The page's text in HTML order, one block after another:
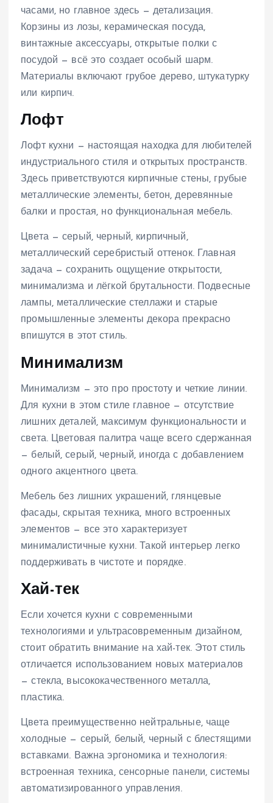
часами, но главное здесь — детализация.
Корзины из лозы, керамическая посуда,
винтажные аксессуары, открытые полки с
посудой — всё это создает особый шарм.
Материалы включают грубое дерево, штукатурку
или кирпич.
Лофт
Лофт кухни — настоящая находка для любителей
индустриального стиля и открытых пространств.
Здесь приветствуются кирпичные стены, грубые
металлические элементы, бетон, деревянные
балки и простая, но функциональная мебель.
Цвета — серый, черный, кирпичный,
металлический серебристый оттенок. Главная
задача — сохранить ощущение открытости,
минимализма и лёгкой брутальности. Подвесные
лампы, металлические стеллажи и старые
промышленные элементы декора прекрасно
впишутся в этот стиль.
Минимализм
Минимализм — это про простоту и четкие линии.
Для кухни в этом стиле главное — отсутствие
лишних деталей, максимум функциональности и
света. Цветовая палитра чаще всего сдержанная
— белый, серый, черный, иногда с добавлением
одного акцентного цвета.
Мебель без лишних украшений, глянцевые
фасады, скрытая техника, много встроенных
элементов — все это характеризует
минималистичные кухни. Такой интерьер легко
поддерживать в чистоте и порядке.
Хай-тек
Если хочется кухни с современными
технологиями и ультрасовременным дизайном,
стоит обратить внимание на хай-тек. Этот стиль
отличается использованием новых материалов
— стекла, высококачественного металла,
пластика.
Цвета преимущественно нейтральные, чаще
холодные — серый, белый, черный с блестящими
вставками. Важна эргономика и технология:
встроенная техника, сенсорные панели, системы
автоматизированного управления.